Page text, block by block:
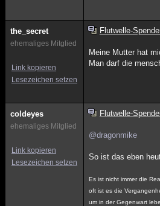
the_secret
ehemaliges Mitglied
Link kopieren
Lesezeichen setzen
Flutwelle-
Meine Mutter hat
Man darf die
coldeyes
ehemaliges Mitglied
Link kopieren
Lesezeichen setzen
Flutwelle-
@dragonmike
So ist das eben
Es ist nicht immer die
oft ist es die
um in der Gegenwart